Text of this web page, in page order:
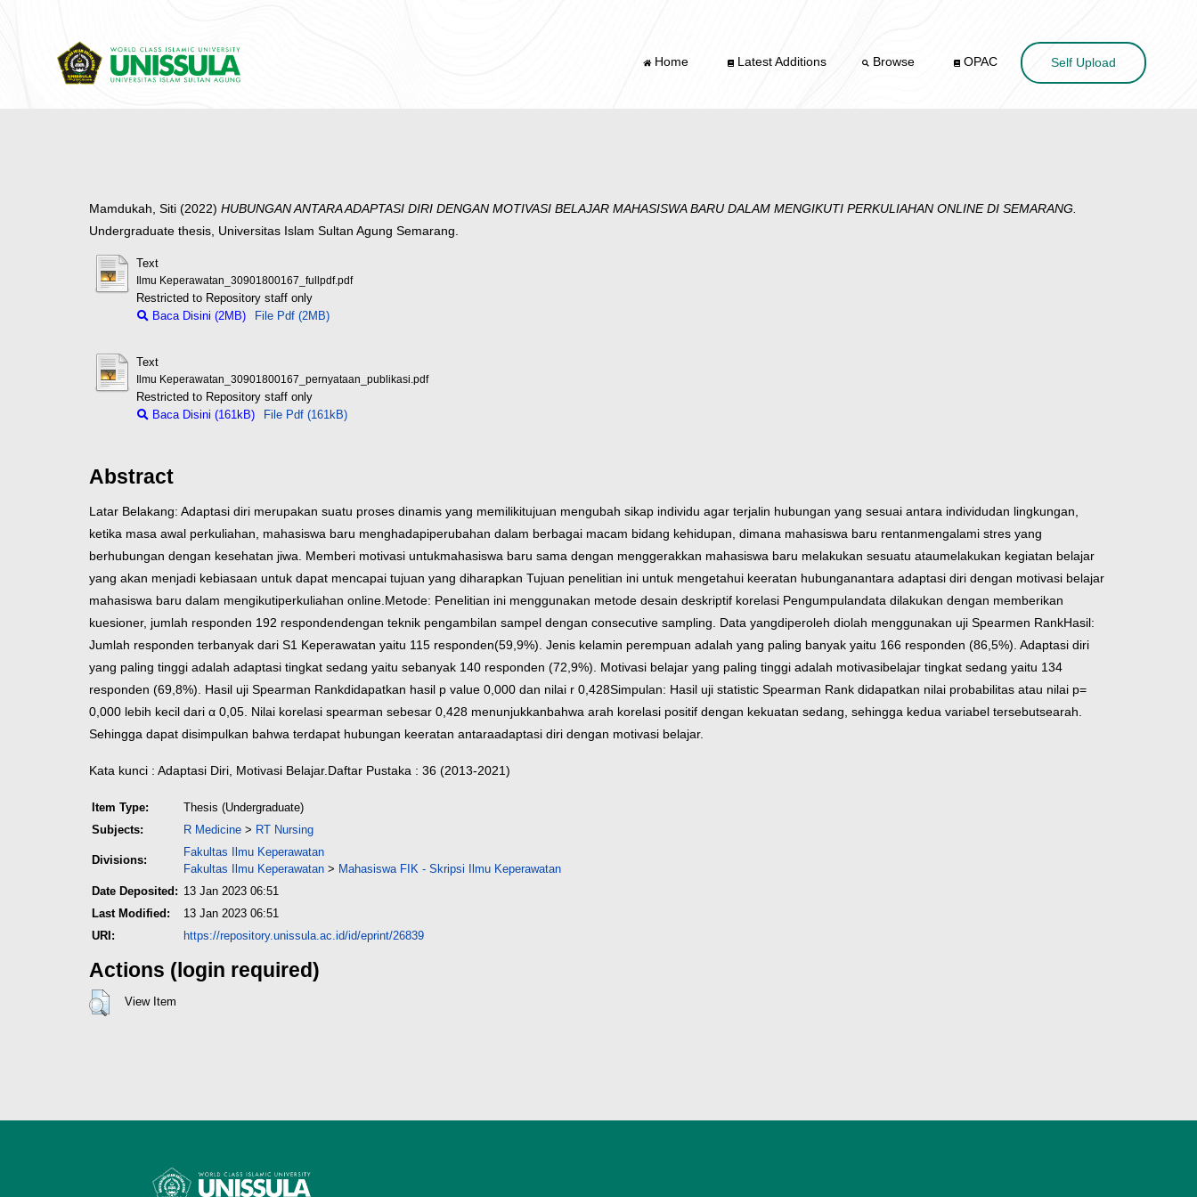
Home Latest Additions Browse OPAC Self Upload
Mamdukah, Siti (2022) HUBUNGAN ANTARA ADAPTASI DIRI DENGAN MOTIVASI BELAJAR MAHASISWA BARU DALAM MENGIKUTI PERKULIAHAN ONLINE DI SEMARANG.
Undergraduate thesis, Universitas Islam Sultan Agung Semarang.
Text
Ilmu Keperawatan_30901800167_fullpdf.pdf
Restricted to Repository staff only
Baca Disini (2MB)
File Pdf (2MB)
Text
Ilmu Keperawatan_30901800167_pernyataan_publikasi.pdf
Restricted to Repository staff only
Baca Disini (161kB)
File Pdf (161kB)
Abstract
Latar Belakang: Adaptasi diri merupakan suatu proses dinamis yang memilikitujuan mengubah sikap individu agar terjalin hubungan yang sesuai antara individudan lingkungan,
ketika masa awal perkuliahan, mahasiswa baru menghadapiperubahan dalam berbagai macam bidang kehidupan, dimana mahasiswa baru rentanmengalami stres yang
berhubungan dengan kesehatan jiwa. Memberi motivasi untukmahasiswa baru sama dengan menggerakkan mahasiswa baru melakukan sesuatu ataumelakukan kegiatan belajar
yang akan menjadi kebiasaan untuk dapat mencapai tujuan yang diharapkan Tujuan penelitian ini untuk mengetahui keeratan hubunganantara adaptasi diri dengan motivasi belajar
mahasiswa baru dalam mengikutiperkuliahan online.Metode: Penelitian ini menggunakan metode desain deskriptif korelasi Pengumpulandata dilakukan dengan memberikan
kuesioner, jumlah responden 192 respondendengan teknik pengambilan sampel dengan consecutive sampling. Data yangdiperoleh diolah menggunakan uji Spearmen RankHasil:
Jumlah responden terbanyak dari S1 Keperawatan yaitu 115 responden(59,9%). Jenis kelamin perempuan adalah yang paling banyak yaitu 166 responden (86,5%). Adaptasi diri
yang paling tinggi adalah adaptasi tingkat sedang yaitu sebanyak 140 responden (72,9%). Motivasi belajar yang paling tinggi adalah motivasibelajar tingkat sedang yaitu 134
responden (69,8%). Hasil uji Spearman Rankdidapatkan hasil p value 0,000 dan nilai r 0,428Simpulan: Hasil uji statistic Spearman Rank didapatkan nilai probabilitas atau nilai p=
0,000 lebih kecil dari α 0,05. Nilai korelasi spearman sebesar 0,428 menunjukkanbahwa arah korelasi positif dengan kekuatan sedang, sehingga kedua variabel tersebutsearah.
Sehingga dapat disimpulkan bahwa terdapat hubungan keeratan antaraadaptasi diri dengan motivasi belajar.
Kata kunci : Adaptasi Diri, Motivasi Belajar.Daftar Pustaka : 36 (2013-2021)
Item Type:
Thesis (Undergraduate)
Subjects:
R Medicine > RT Nursing
Divisions:
Fakultas Ilmu Keperawatan
Fakultas Ilmu Keperawatan > Mahasiswa FIK - Skripsi Ilmu Keperawatan
Date Deposited: 13 Jan 2023 06:51
Last Modified:
13 Jan 2023 06:51
URI:
https://repository.unissula.ac.id/id/eprint/26839
Actions (login required)
View Item